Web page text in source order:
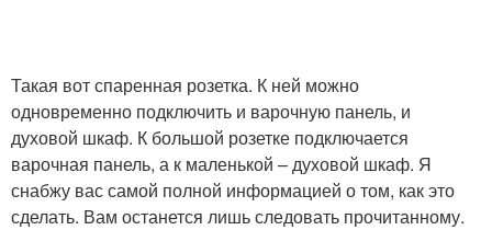
Такая вот спаренная розетка. К ней можно
одновременно подключить и варочную панель, и
духовой шкаф. К большой розетке подключается
варочная панель, а к маленькой – духовой шкаф. Я
снабжу вас самой полной информацией о том, как это
сделать. Вам останется лишь следовать прочитанному.